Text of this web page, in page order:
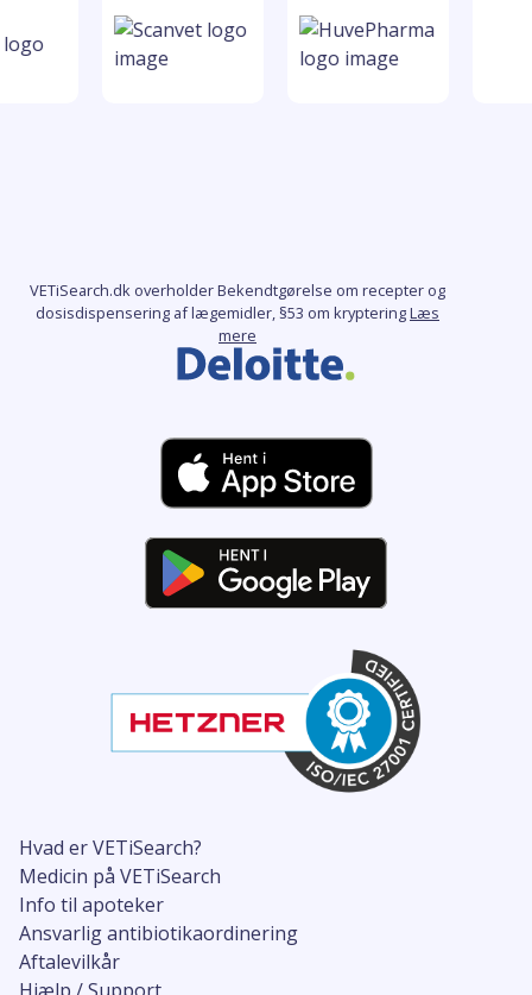
Hvad er VETiSearch?
Medicin på VETiSearch
Info til apoteker
Ansvarlig antibiotikaordinering
Aftalevilkår
VETiSearch.dk overholder Bekendtgørelse om recepter og
dosisdispensering af lægemidler, §53 om krypteringLæs
mere